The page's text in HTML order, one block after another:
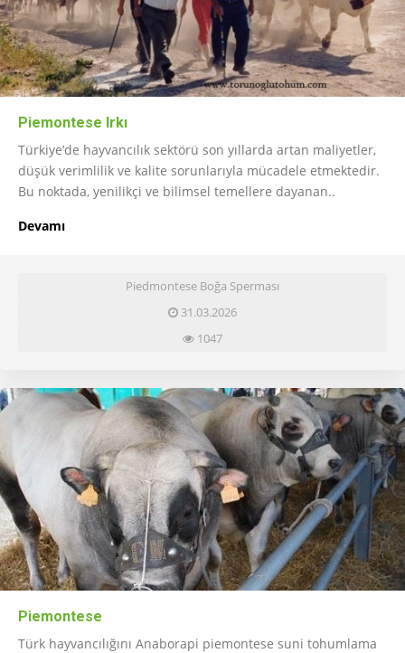
Piemontese Irkı
Türkiye’de hayvancılık sektörü son yıllarda artan maliyetler,
düşük verimlilik ve kalite sorunlarıyla mücadele etmektedir.
Bu noktada, yenilikçi ve bilimsel temellere dayanan..
Devamı
Piedmontese Boğa Sperması
31.03.2026
1047
Piemontese
Türk hayvancılığını Anaborapi piemontese suni tohumlama